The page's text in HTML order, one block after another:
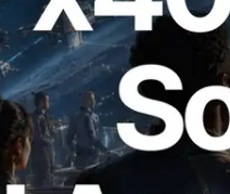
compatible con
los agentes de IA
las API que